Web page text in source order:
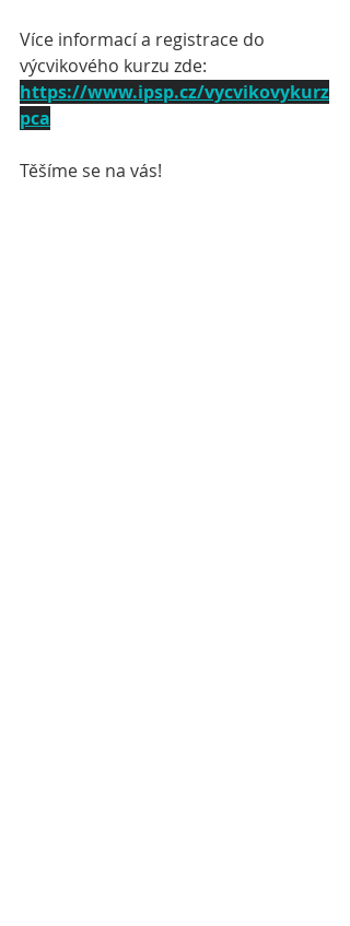
Více informací a registrace do
výcvikového kurzu zde:
https://www.ipsp.cz/vycvikovykurz
pca
Těšíme se na vás!